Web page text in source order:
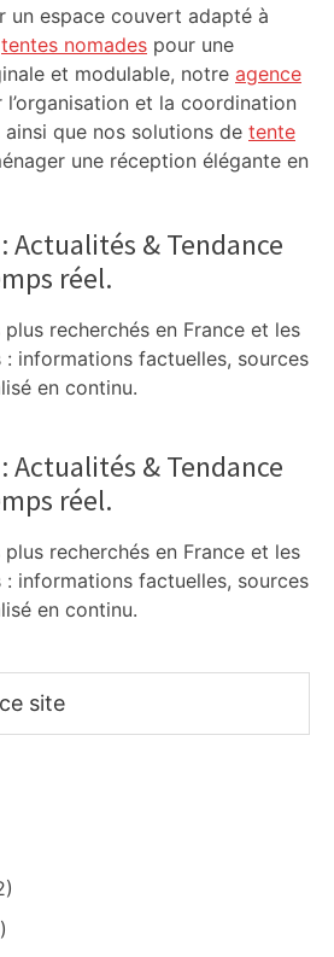
un espace couvert adapté à
tentes nomades pour une
et modulable, notre agence
l’organisation et la coordination
que nos solutions de tente
une réception élégante en
: Actualités & Tendance
réel.
recherchés en France et les
informations factuelles, sources
en continu.
: Actualités & Tendance
réel.
recherchés en France et les
informations factuelles, sources
en continu.